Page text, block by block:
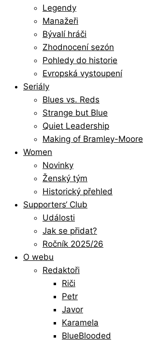
Legendy
Manažeři
Bývalí hráči
Zhodnocení sezón
Pohledy do historie
Evropská vystoupení
Seriály
Blues vs. Reds
Strange but Blue
Quiet Leadership
Making of Bramley-Moore
Women
Novinky
Ženský tým
Historický přehled
Supporters‘ Club
Události
Jak se přidat?
Ročník 2025/26
O webu
Redaktoři
Riči
Petr
Javor
Karamela
BlueBlooded